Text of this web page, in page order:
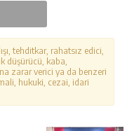
tehditkar, rahatsız edici,
düşürücü, kaba,
zarar verici ya da benzeri
hukuki, cezai, idari